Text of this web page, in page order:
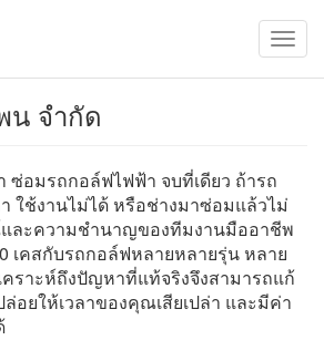
น จำกัด
ซ่อมรถกอล์ฟไฟฟ้า จบที่เดียว ถ้ารถ
ช้งานไม่ได้ หรือช่างมาซ่อมแล้วไม่
ละความชำนาญของทีมงานมืออาชีพ
เคสกับรถกอล์ฟหลายหลายรุ่น หลาย
คราะห์ถึงปัญหาที่แท้จริงจึงสามารถแก้
อยให้เวลาของคุณเสียเปล่า และมีค่า